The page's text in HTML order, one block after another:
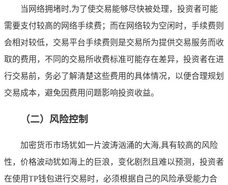
当网络拥堵时,为了使交易能够尽快被处理，投资者可能
需要支付较高的网络手续费；而在网络较为空闲时，手续费则
会相对较低，交易平台手续费则是交易所为提供交易服务而收
取的费用，不同的交易所收费标准可能存在差异，投资者在进
行交易前，务必了解清楚这些费用的具体情况，以便合理规划
交易成本，避免因费用问题影响投资收益。
（二）风险控制
加密货币市场犹如一片波涛汹涌的大海,具有较高的风险
性，价格波动犹如海上的巨浪，变化剧烈且难以预测，投资者
在使用TP钱包进行交易时，必须根据自己的风险承受能力合